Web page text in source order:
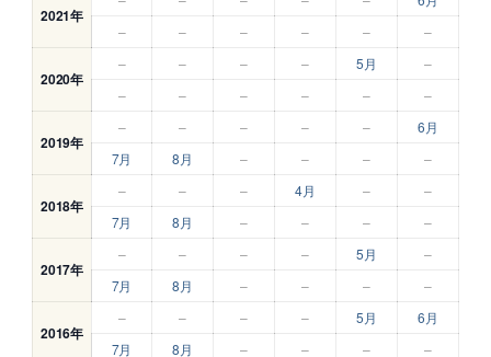
2021年
–
– – – – –
2020年
– – – – 5月
–
–
– – – – –
2019年
– – – – –
6月
7月
8月 – – – –
2018年
– – – 4月 –
–
7月
8月 – – – –
2017年
– – – – 5月
–
7月
8月 – – – –
2016年
– – – – 5月
6月
7月
8月 – – – –